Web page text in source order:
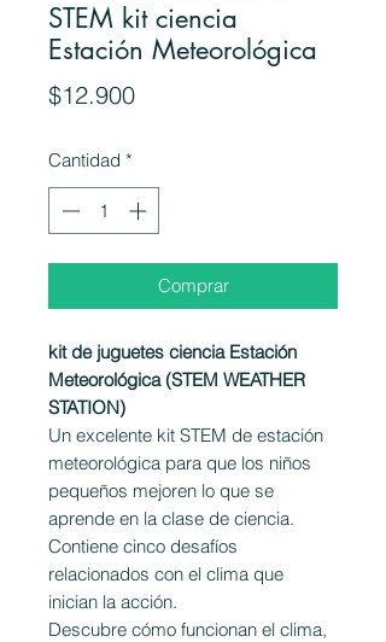
STEM kit ciencia
Estación Meteorológica
$12.900Precio
Cantidad *
Comprar
kit de juguetes ciencia Estación
Meteorológica (STEM WEATHER
STATION)
Un excelente kit STEM de estación
meteorológica para que los niños
pequeños mejoren lo que se
aprende en la clase de ciencia.
Contiene cinco desafíos
relacionados con el clima que
inician la acción.
Descubre cómo funcionan el clima,